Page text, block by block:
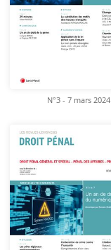
N°3 - 7 mars 2024